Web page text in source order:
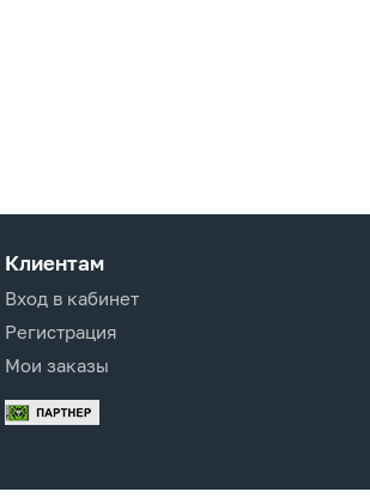
Клиентам
Вход в кабинет
Регистрация
Мои заказы